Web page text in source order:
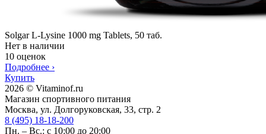
Solgar L-Lysine 1000 mg Tablets, 50 таб.
Нет в наличии
10 оценок
Подробнее ›
Купить
2026 © Vitaminof.ru
Магазин спортивного питания
Москва, ул. Долгоруковская, 33, стр. 2
8 (495) 18-18-200
Пн. – Вс.: с 10:00 до 20:00